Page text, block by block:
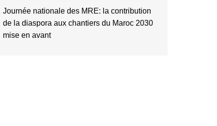
Journée nationale des MRE: la contribution
de la diaspora aux chantiers du Maroc 2030
mise en avant